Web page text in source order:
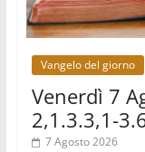
"dieci
Vangelo del giorno
Venerdì 7
2,1.3.3,1-
7 Agosto 2026